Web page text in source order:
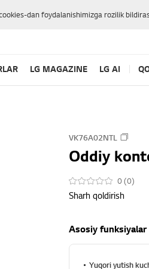
dan foydalanishimizga rozilik
LG MAGAZINE LG AI
VK76A02NTL
Oddiy
0 (0)
Sharh qoldirish
Asosiy funksiyalar
Yuqori yutish